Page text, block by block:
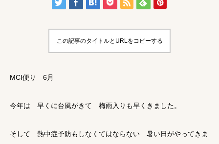
この記事のタイトルとURLをコピーする
MCI便り 6月
今年は 早くに台風がきて 梅雨入りも早くきました。
そして 熱中症予防もしなくてはならない 暑い日がやってきま